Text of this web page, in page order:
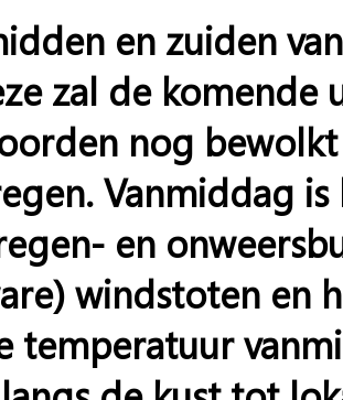
en zuiden
zal de komende
nog
Vanmiddag
en
windstoten en
temperatuur